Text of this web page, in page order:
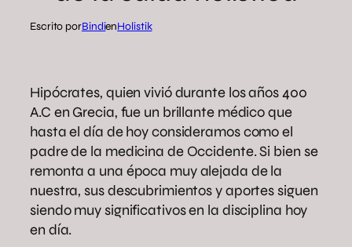
Escrito porBindienHolistik
Hipócrates, quien vivió durante los años 400
A.C en Grecia, fue un brillante médico que
hasta el día de hoy consideramos como el
padre de la medicina de Occidente. Si bien se
remonta a una época muy alejada de la
nuestra, sus descubrimientos y aportes siguen
siendo muy significativos en la disciplina hoy
en día.